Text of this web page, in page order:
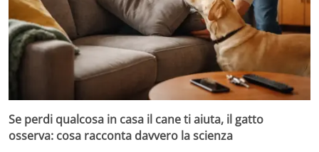
Se perdi qualcosa in casa il cane ti aiuta, il gatto
osserva: cosa racconta davvero la scienza